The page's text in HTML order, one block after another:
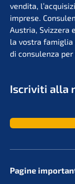
vendita,
impre­se.
Austria, Svizzera
la vostra famiglia
di consu­len­za
Iscri­vi­ti alla
Pagine